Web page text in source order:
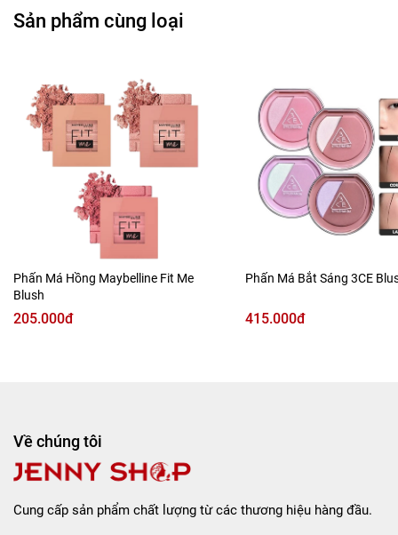
màng, bền màu suốt cả ngày.
Chấm nhẹ cushion lên gò má, sau đó dùng tay hoặc mút
tán đều theo chiều hướng lên. Có thể thêm một lớp để tăng
độ rạng rỡ.
Sản phẩm cùng loại
Phấn Má Hồng Maybelline Fit Me
Blush
205.000đ
Phấn Má Bắt Sáng 3CE
415.000đ
Về chúng tôi
Cung cấp sản phẩm chất lượng từ các thương hiệu hàng đầu.